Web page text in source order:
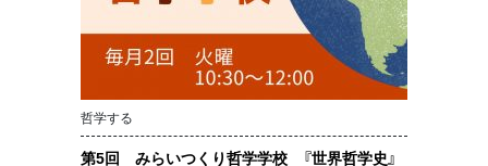
哲学する
第5回 みらいつくり哲学学校 『世界哲学史』